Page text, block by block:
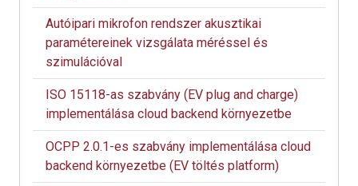
Autóipari mikrofon rendszer akusztikai
paramétereinek vizsgálata méréssel és
szimulációval
ISO 15118-as szabvány (EV plug and charge)
implementálása cloud backend környezetbe
OCPP 2.0.1-es szabvány implementálása cloud
backend környezetbe (EV töltés platform)